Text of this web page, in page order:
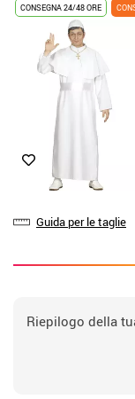
CONSEGNA 24/48 ORE
Guida per le taglie
Riepilogo della